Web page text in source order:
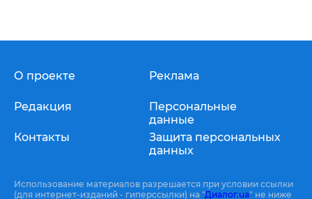
О проекте
Редакция
Контакты
Реклама
Персональные
данные
Защита персональных
данных
Использование материалов разрешается при условии ссылки
(для интернет-изданий - гиперссылки) на "Диалог.ua" не ниже